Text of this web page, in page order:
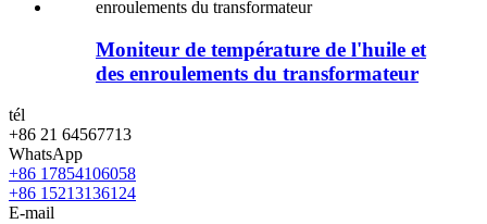
Moniteur de température de l'huile et
des enroulements du transformateur
tél
+86 21 64567713
WhatsApp
+86 17854106058
+86 15213136124
E-mail